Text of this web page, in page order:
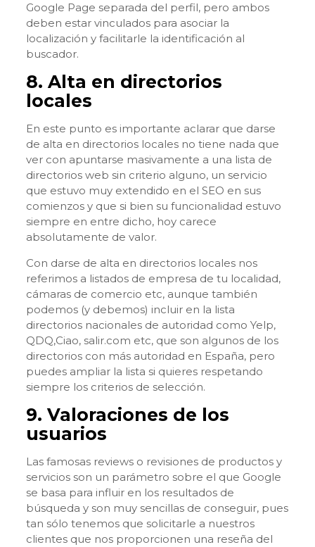
Google Page separada del perfil, pero ambos
deben estar vinculados para asociar la
localización y facilitarle la identificación al
buscador.
8. Alta en directorios
locales
En este punto es importante aclarar que darse
de alta en directorios locales no tiene nada que
ver con apuntarse masivamente a una lista de
directorios web sin criterio alguno, un servicio
que estuvo muy extendido en el SEO en sus
comienzos y que si bien su funcionalidad estuvo
siempre en entre dicho, hoy carece
absolutamente de valor.
Con darse de alta en directorios locales nos
referimos a listados de empresa de tu localidad,
cámaras de comercio etc, aunque también
podemos (y debemos) incluir en la lista
directorios nacionales de autoridad como Yelp,
QDQ,Ciao, salir.com etc, que son algunos de los
directorios con más autoridad en España, pero
puedes ampliar la lista si quieres respetando
siempre los criterios de selección.
9. Valoraciones de los
usuarios
Las famosas reviews o revisiones de productos y
servicios son un parámetro sobre el que Google
se basa para influir en los resultados de
búsqueda y son muy sencillas de conseguir, pues
tan sólo tenemos que solicitarle a nuestros
clientes que nos proporcionen una reseña del